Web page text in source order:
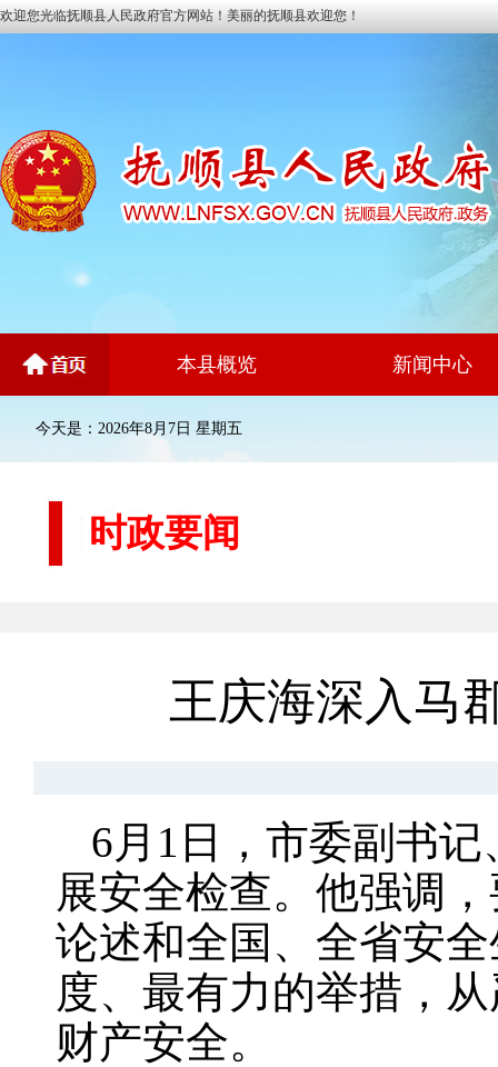
欢迎您光临抚顺县人民政府官方网站！美丽的抚顺县欢迎您！
本县概览 新闻中心
今天是：2026年8月7日 星期五
时政要闻
王庆海深入马
6月1日，市委副书
展安全检查。他强调
论述和全国、全省安
度、最有力的举措，
财产安全。